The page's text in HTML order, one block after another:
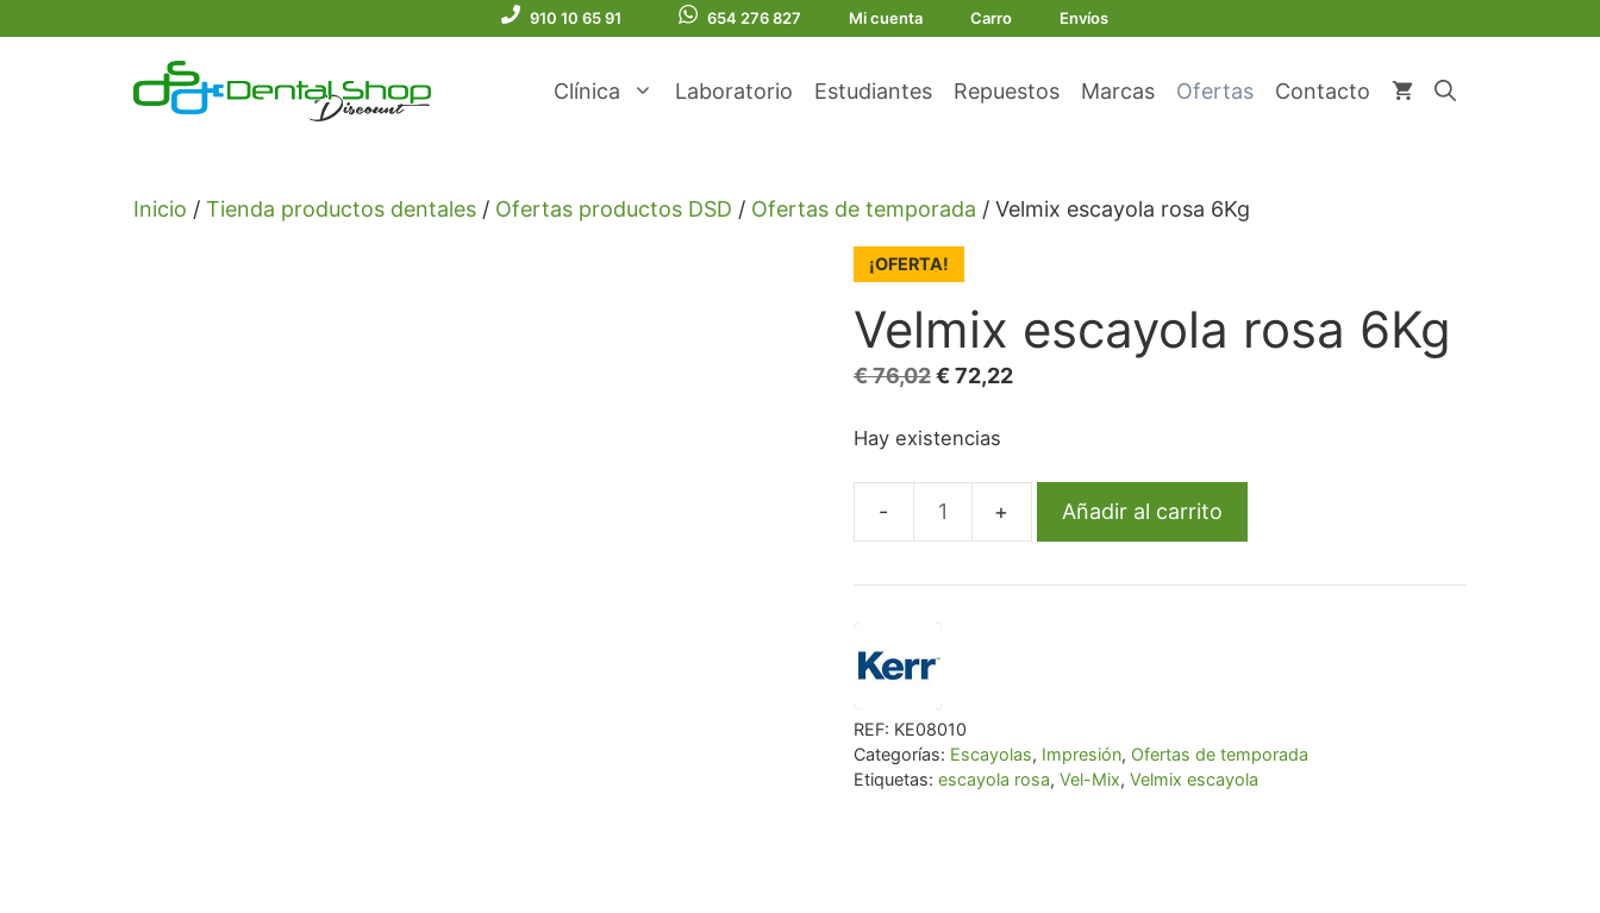
910 10 65 91 654 276 827 Mi cuenta Carro Envíos
Clínica Laboratorio Estudiantes Repuestos Marcas Ofertas Contacto
Inicio / Tienda productos dentales / Ofertas productos DSD / Ofertas de temporada / Velmix escayola rosa 6Kg
¡OFERTA!
Velmix escayola rosa 6Kg
€76,02 El
original
€ 76,02.
€ 72,22El
€ 72,22.
Hay existencias
rosa
cantidad
Añadir al carrito
REF: KE08010
Categorías: Escayolas, Impresión, Ofertas de temporada
Etiquetas: escayola rosa, Vel-Mix, Velmix escayola
era:
es:
6Kg